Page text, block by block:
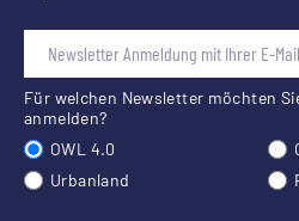
Für welchen Newsletter möchten
anmelden?
OWL 4.0
Urbanland